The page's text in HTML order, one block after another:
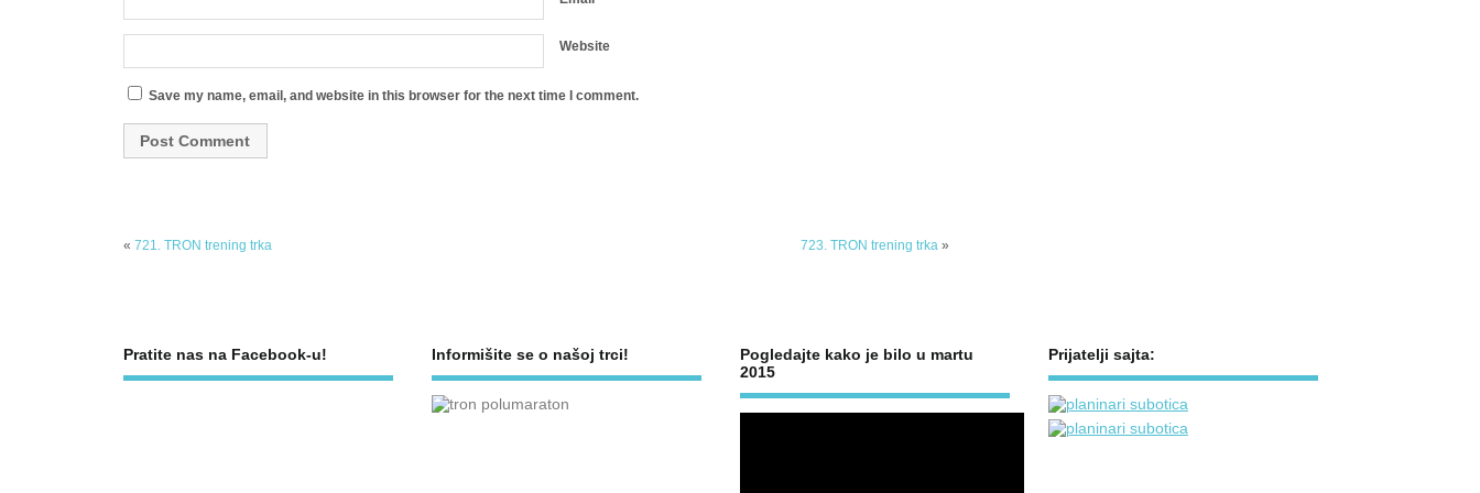
Website
Save my name, email, and website in this browser for the next time I comment.
« 721. TRON trening trka 723. TRON trening trka»
Pratite nas na Facebook-u! Informišite se o našoj trci!
Pogledajte kako je bilo u martu
2015
Prijatelji sajta: